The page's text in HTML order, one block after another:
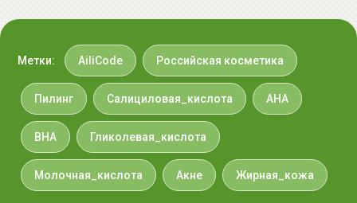
Метки: AiliCode Российская косметика
Пилинг Салициловая_кислота AHA
BHA Гликолевая_кислота
Молочная_кислота Акне Жирная_кожа